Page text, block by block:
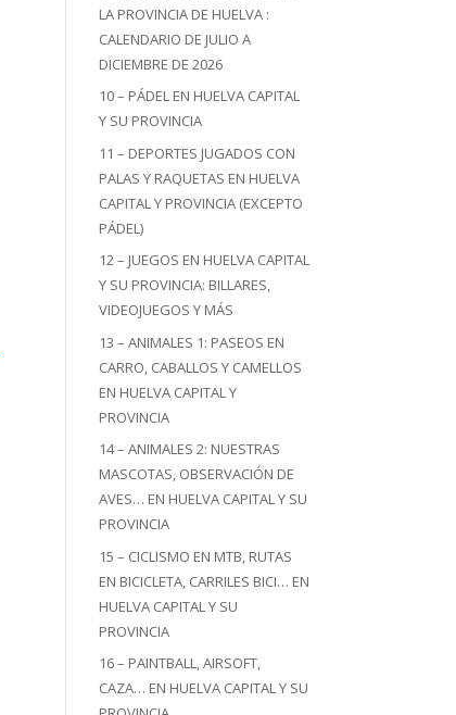
LA PROVINCIA DE HUELVA :
CALENDARIO DE JULIO A
DICIEMBRE DE 2026
10 – PÁDEL EN HUELVA CAPITAL
Y SU PROVINCIA
11 – DEPORTES JUGADOS CON
PALAS Y RAQUETAS EN HUELVA
CAPITAL Y PROVINCIA (EXCEPTO
PÁDEL)
12 – JUEGOS EN HUELVA CAPITAL
Y SU PROVINCIA: BILLARES,
VIDEOJUEGOS Y MÁS
13 – ANIMALES 1: PASEOS EN
CARRO, CABALLOS Y CAMELLOS
EN HUELVA CAPITAL Y
PROVINCIA
14 – ANIMALES 2: NUESTRAS
MASCOTAS, OBSERVACIÓN DE
AVES… EN HUELVA CAPITAL Y SU
PROVINCIA
15 – CICLISMO EN MTB, RUTAS
EN BICICLETA, CARRILES BICI… EN
HUELVA CAPITAL Y SU
PROVINCIA
16 – PAINTBALL, AIRSOFT,
CAZA… EN HUELVA CAPITAL Y SU